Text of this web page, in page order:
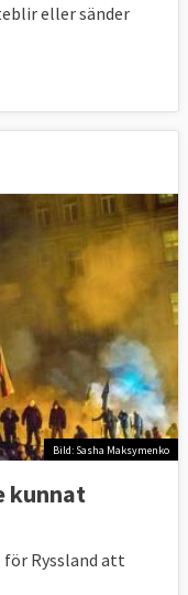
eller sänder
Bild: Sasha Maksymenko
kunnat
Ryssland att